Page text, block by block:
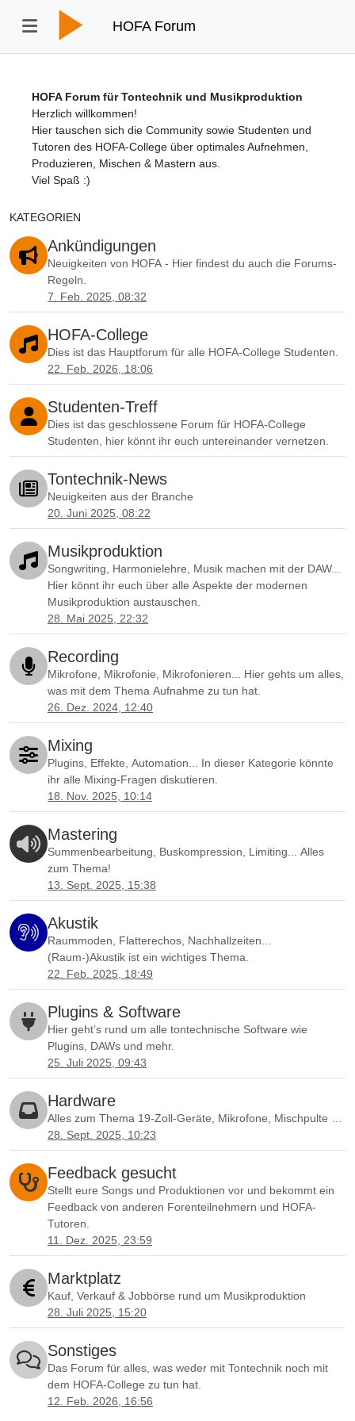
HOFA Forum
HOFA Forum für Tontechnik und Musikproduktion
Herzlich willkommen!
Hier tauschen sich die Community sowie Studenten und
Tutoren des HOFA-College über optimales Aufnehmen,
Produzieren, Mischen & Mastern aus.
Viel Spaß :)
KATEGORIEN
Ankündigungen
Neuigkeiten von HOFA - Hier findest du auch die Forums-
Regeln.
7. Feb. 2025, 08:32
HOFA-College
Dies ist das Hauptforum für alle HOFA-College Studenten.
22. Feb. 2026, 18:06
Studenten-Treff
Dies ist das geschlossene Forum für HOFA-College
Studenten, hier könnt ihr euch untereinander vernetzen.
Tontechnik-News
Neuigkeiten aus der Branche
20. Juni 2025, 08:22
Musikproduktion
Songwriting, Harmonielehre, Musik machen mit der DAW...
Hier könnt ihr euch über alle Aspekte der modernen
Musikproduktion austauschen.
28. Mai 2025, 22:32
Recording
Mikrofone, Mikrofonie, Mikrofonieren... Hier gehts um alles,
was mit dem Thema Aufnahme zu tun hat.
26. Dez. 2024, 12:40
Mixing
Plugins, Effekte, Automation... In dieser Kategorie könnte
ihr alle Mixing-Fragen diskutieren.
18. Nov. 2025, 10:14
Mastering
Summenbearbeitung, Buskompression, Limiting... Alles
zum Thema!
13. Sept. 2025, 15:38
Akustik
Raummoden, Flatterechos, Nachhallzeiten...
(Raum-)Akustik ist ein wichtiges Thema.
22. Feb. 2025, 18:49
Plugins & Software
Hier geht’s rund um alle tontechnische Software wie
Plugins, DAWs und mehr.
25. Juli 2025, 09:43
Hardware
Alles zum Thema 19-Zoll-Geräte, Mikrofone, Mischpulte …
28. Sept. 2025, 10:23
Feedback gesucht
Stellt eure Songs und Produktionen vor und bekommt ein
Feedback von anderen Forenteilnehmern und HOFA-
Tutoren.
11. Dez. 2025, 23:59
Marktplatz
Kauf, Verkauf & Jobbörse rund um Musikproduktion
28. Juli 2025, 15:20
Sonstiges
Das Forum für alles, was weder mit Tontechnik noch mit
dem HOFA-College zu tun hat.
12. Feb. 2026, 16:56